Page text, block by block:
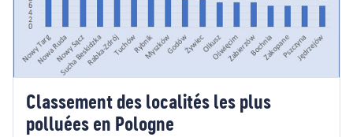
Classement des localités les plus
polluées en Pologne